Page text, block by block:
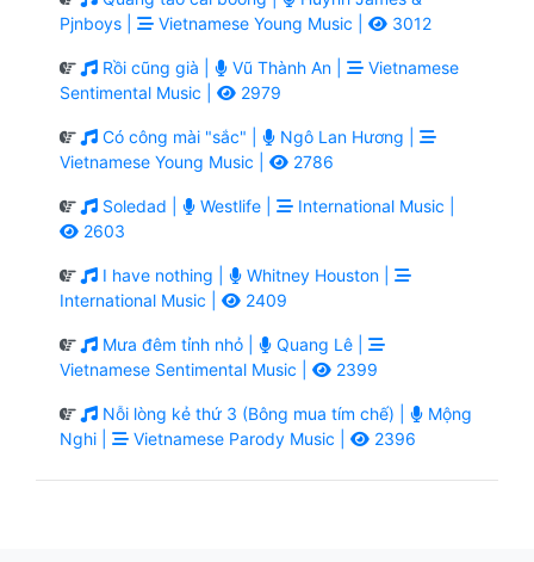
Pjnboys |
Vietnamese Young Music | 3012
Rồi cũng già | Vũ Thành An |
Vietnamese
Sentimental Music |
2979
Có công mài "sắc" |
Ngô Lan Hương |
Vietnamese Young Music |
2786
Soledad | Westlife |
International Music |
2603
I have nothing |
Whitney Houston |
International Music |
2409
Mưa đêm tỉnh nhỏ |
Quang Lê |
Vietnamese Sentimental Music |
2399
Nỗi lòng kẻ thứ 3 (Bông mua tím chế) |
Mộng
Nghi |
Vietnamese Parody Music | 2396